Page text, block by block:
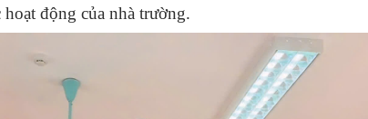
động của nhà trường.